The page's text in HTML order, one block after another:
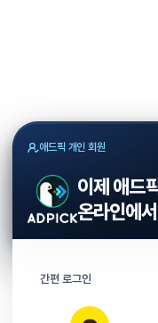
애드픽 개인 회원
이제 애드
온라인에
간편 로그인